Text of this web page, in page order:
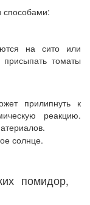
способами:
на сито или
томаты
прилипнуть к
реакцию.
солнце.
помидор,